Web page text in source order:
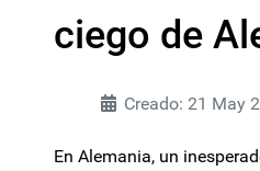
ciego de
Creado: 21 May
En Alemania, un